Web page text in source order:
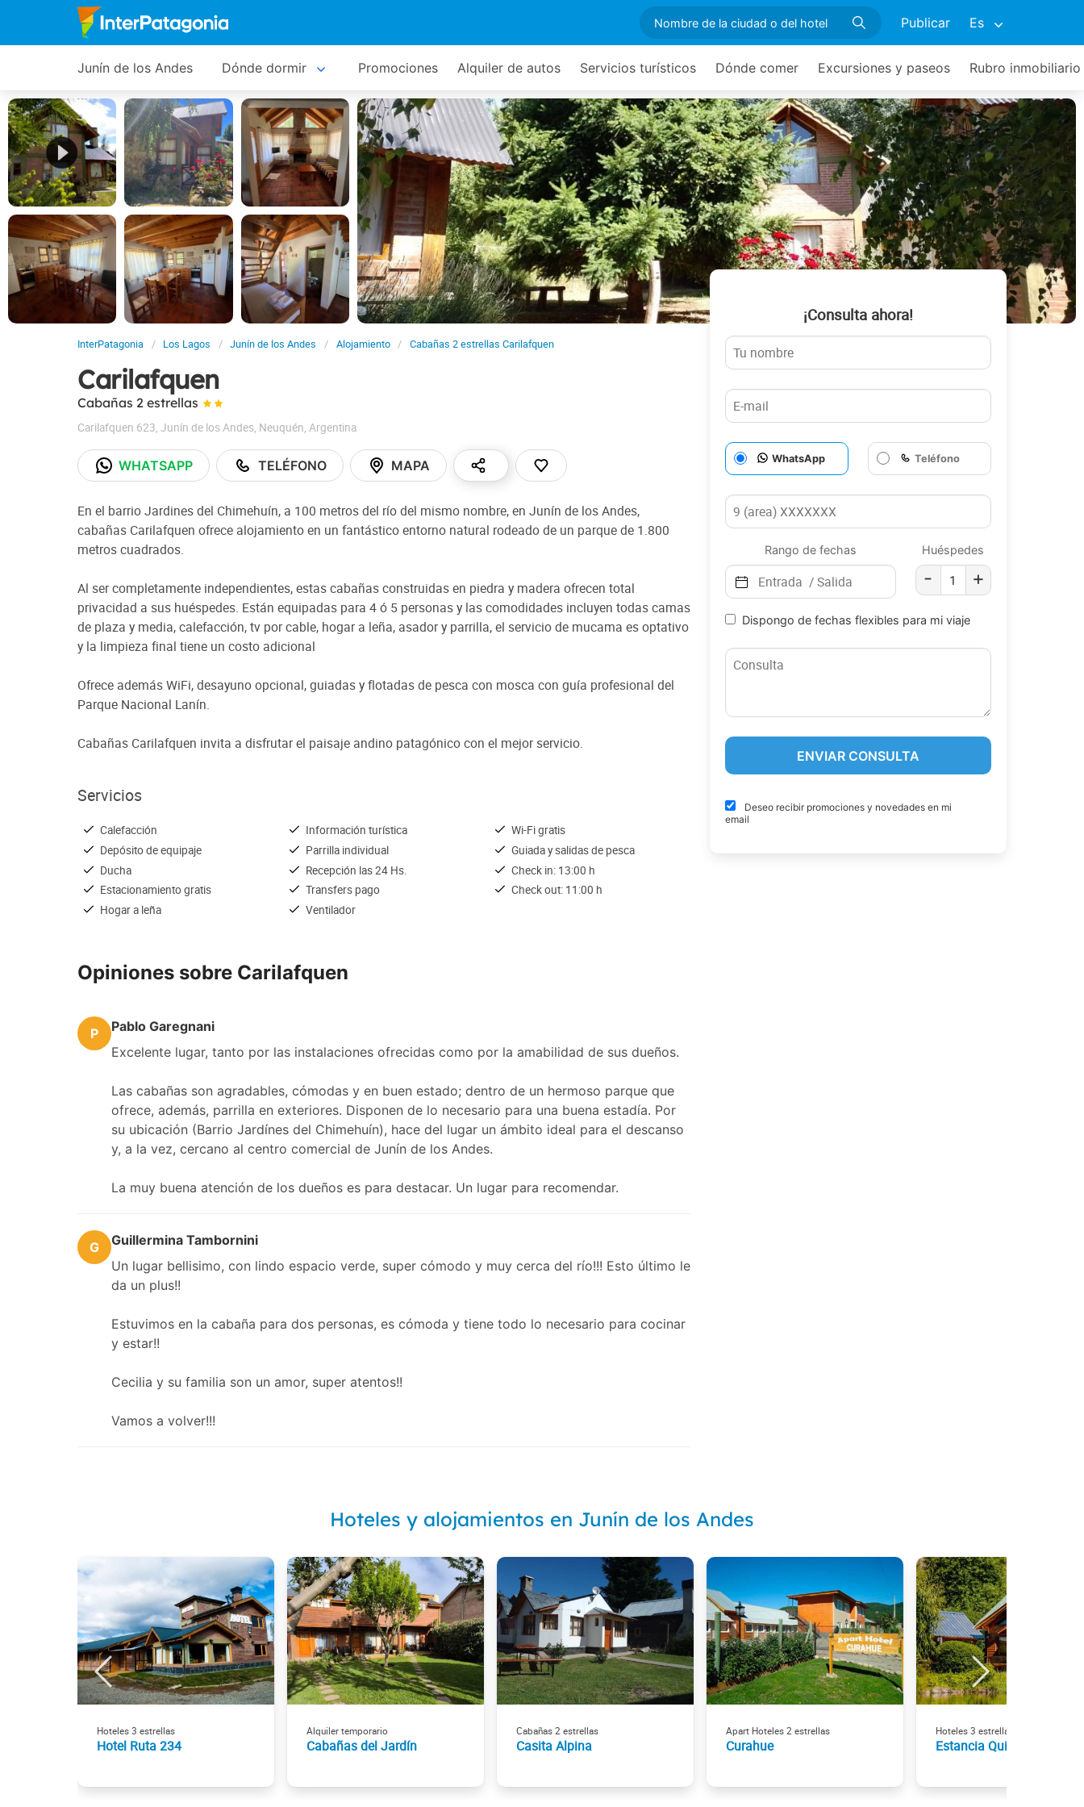
Publicar Es
Junín de los Andes Dónde dormir Promociones Alquiler de autos Servicios turísticos Dónde comer Excursiones y paseos Rubro inmobiliario
InterPatagonia Los Lagos Junín de los Andes Alojamiento Cabañas 2 estrellas Carilafquen
Carilafquen
Cabañas 2 estrellas
Carilafquen 623, Junín de los Andes, Neuquén, Argentina
WHATSAPP TELÉFONO MAPA
En el barrio Jardines del Chimehuín, a 100 metros del río del mismo nombre, en Junín de los Andes,
cabañas Carilafquen ofrece alojamiento en un fantástico entorno natural rodeado de un parque de 1.800
metros cuadrados.
Al ser completamente independientes, estas cabañas construidas en piedra y madera ofrecen total
privacidad a sus huéspedes. Están equipadas para 4 ó 5 personas y las comodidades incluyen todas camas
de plaza y media, calefacción, tv por cable, hogar a leña, asador y parrilla, el servicio de mucama es optativo
y la limpieza final tiene un costo adicional
Ofrece además WiFi, desayuno opcional, guiadas y flotadas de pesca con mosca con guía profesional del
Parque Nacional Lanín.
Cabañas Carilafquen invita a disfrutar el paisaje andino patagónico con el mejor servicio.
Servicios
Calefacción
Depósito de equipaje
Ducha
Estacionamiento gratis
Hogar a leña
Información turística
Parrilla individual
Recepción las 24 Hs.
Transfers pago
Ventilador
Wi-Fi gratis
Guiada y salidas de pesca
Check in: 13:00 h
Check out: 11:00 h
Opiniones sobre Carilafquen
P
Pablo Garegnani
Excelente lugar, tanto por las instalaciones ofrecidas como por la amabilidad de sus dueños.
Las cabañas son agradables, cómodas y en buen estado; dentro de un hermoso parque que
ofrece, además, parrilla en exteriores. Disponen de lo necesario para una buena estadía. Por
su ubicación (Barrio Jardínes del Chimehuín), hace del lugar un ámbito ideal para el descanso
y, a la vez, cercano al centro comercial de Junín de los Andes.
La muy buena atención de los dueños es para destacar. Un lugar para recomendar.
G
Guillermina Tambornini
Un lugar bellisimo, con lindo espacio verde, super cómodo y muy cerca del río!!! Esto último le
da un plus!!
Estuvimos en la cabaña para dos personas, es cómoda y tiene todo lo necesario para cocinar
y estar!!
Cecilia y su familia son un amor, super atentos!!
Vamos a volver!!!
¡Consulta ahora!
WhatsApp Teléfono
Rango de fechas Huéspedes
- +
Dispongo de fechas flexibles para mi viaje
Deseo recibir promociones y novedades en mi
email
Hoteles y alojamientos en Junín de los Andes
Hoteles 3 estrellas
Hotel Ruta 234
Alquiler temporario
Cabañas del Jardín
Cabañas 2 estrellas
Casita Alpina
Apart Hoteles 2 estrellas
Curahue
Hoteles 3 estrellas
Estancia Quillén